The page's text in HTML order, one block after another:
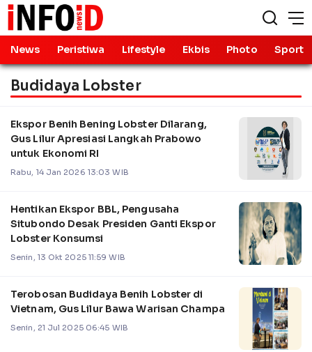
News Peristiwa Lifestyle Ekbis Photo Sport
Budidaya Lobster
Ekspor Benih Bening Lobster Dilarang,
Gus Lilur Apresiasi Langkah Prabowo
untuk Ekonomi RI
Rabu, 14 Jan 2026 13:03 WIB
Hentikan Ekspor BBL, Pengusaha
Situbondo Desak Presiden Ganti Ekspor
Lobster Konsumsi
Senin, 13 Okt 2025 11:59 WIB
Terobosan Budidaya Benih Lobster di
Vietnam, Gus Lilur Bawa Warisan Champa
Senin, 21 Jul 2025 06:45 WIB